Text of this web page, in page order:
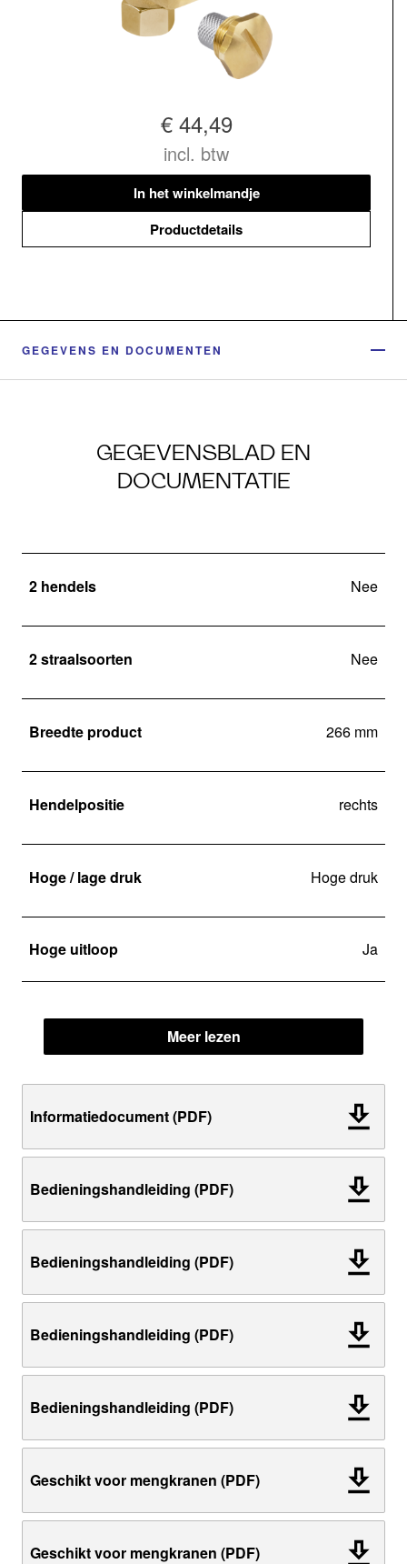
€ 44,49
incl. btw
In het winkelmandje
Productdetails
GEGEVENS EN DOCUMENTEN
GEGEVENSBLAD EN
DOCUMENTATIE
2 hendels Nee
2 straalsoorten Nee
Breedte product 266 mm
Hendelpositie rechts
Hoge / lage druk Hoge druk
Hoge uitloop Ja
Meer lezen
Informatiedocument (PDF)
Bedieningshandleiding (PDF)
Bedieningshandleiding (PDF)
Bedieningshandleiding (PDF)
Bedieningshandleiding (PDF)
Geschikt voor mengkranen (PDF)
Geschikt voor mengkranen (PDF)